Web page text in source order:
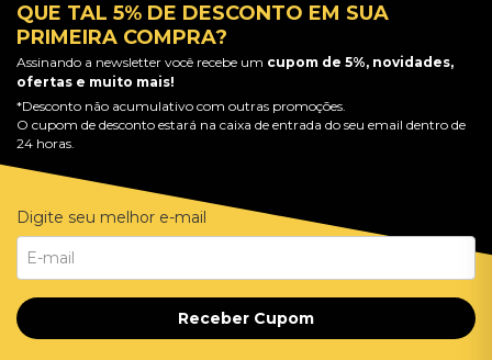
QUE TAL 5% DE DESCONTO EM SUA
PRIMEIRA COMPRA?
Assinando a newsletter você recebe um cupom de 5%, novidades,
ofertas e muito mais!
*Desconto não acumulativo com outras promoções.
O cupom de desconto estará na caixa de entrada do seu email dentro de
24 horas.
Digite seu melhor e-mail
Receber Cupom